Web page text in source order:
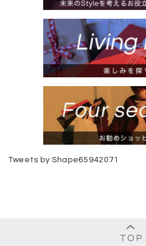
Tweets by Shape65942071